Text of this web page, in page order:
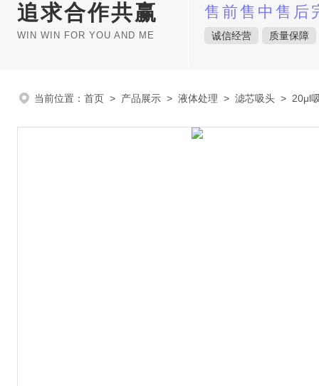
追求合作共赢
WIN WIN FOR YOU AND ME
售前售中售后
诚信经营 质量保障
当前位置： 首页 > 产品展示 > 液体处理 > 滤芯吸头 > 20μl